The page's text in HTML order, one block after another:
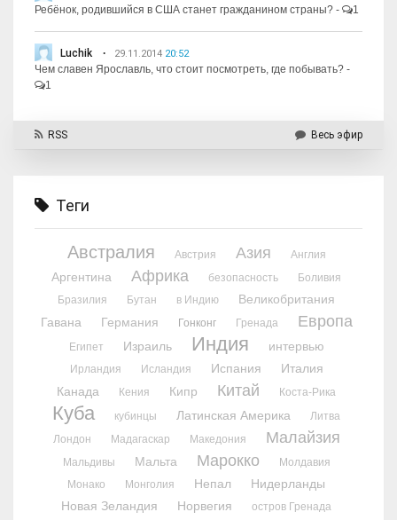
Ребёнок, родившийся в США станет гражданином страны? - 1
Luchik 29.11.2014 20:52
Чем славен Ярославль, что стоит посмотреть, где побывать? -
1
RSS Весь эфир
Теги
Австралия Австрия Азия Англия
Аргентина Африка безопасность
Боливия
Бразилия
Бутан в Индию
Великобритания
Гавана
Германия Гонконг Гренада Европа
Египет Израиль Индия интервью
Ирландия Исландия Испания
Италия
Канада
Кения Кипр Китай Коста-Рика
Куба кубинцы Латинская Америка
Литва
Лондон
Мадагаскар Македония Малайзия
Мальдивы Мальта Марокко
Молдавия
Монако
Монголия Непал
Нидерланды
Новая Зеландия
Норвегия
остров Гренада